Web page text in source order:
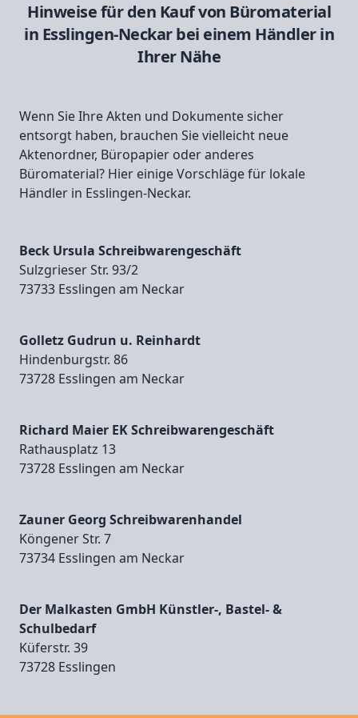
Hinweise für den Kauf von Büromaterial
in Esslingen-Neckar bei einem Händler in
Ihrer Nähe
Wenn Sie Ihre Akten und Dokumente sicher
entsorgt haben, brauchen Sie vielleicht neue
Aktenordner, Büropapier oder anderes
Büromaterial? Hier einige Vorschläge für lokale
Händler in Esslingen-Neckar.
Beck Ursula Schreibwarengeschäft
Sulzgrieser Str. 93/2
73733 Esslingen am Neckar
Golletz Gudrun u. Reinhardt
Hindenburgstr. 86
73728 Esslingen am Neckar
Richard Maier EK Schreibwarengeschäft
Rathausplatz 13
73728 Esslingen am Neckar
Zauner Georg Schreibwarenhandel
Köngener Str. 7
73734 Esslingen am Neckar
Der Malkasten GmbH Künstler-, Bastel- &
Schulbedarf
Küferstr. 39
73728 Esslingen